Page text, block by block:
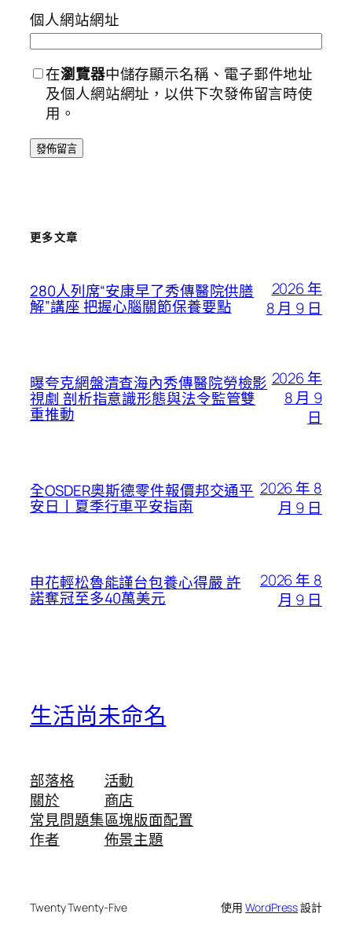
個人網站網址
在瀏覽器中儲存顯示名稱、電子郵件地址
及個人網站網址，以供下次發佈留言時使
用。
更多文章
280人列席“安康早了秀傳醫院供膳
解”講座 把握心腦關節保養要點
2026 年
8 月 9 日
曝夸克網盤清查海內秀傳醫院勞檢影
視劇 剖析指意識形態與法令監管雙
重推動
2026 年
8 月 9
日
全OSDER奧斯德零件報價邦交通平
安日丨夏季行車平安指南
2026 年 8
月 9 日
申花輕松魯能謹台包養心得嚴 許
諾奪冠至多40萬美元
2026 年 8
月 9 日
生活尚未命名
部落格
關於
常見問題集
作者
活動
商店
區塊版面配置
佈景主題
Twenty Twenty-Five 使用WordPress設計